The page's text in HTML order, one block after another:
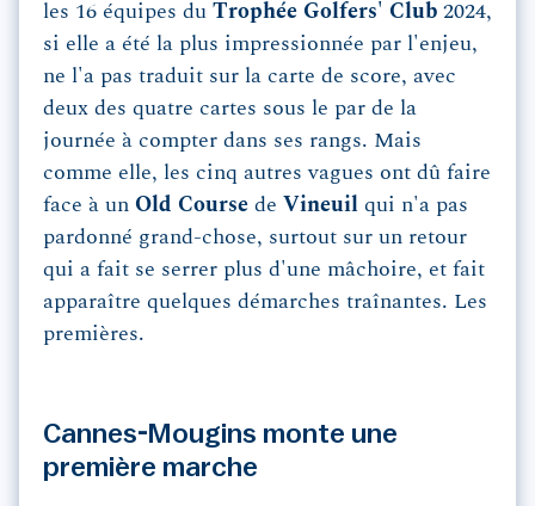
les 16 équipes du Trophée Golfers' Club 2024,
si elle a été la plus impressionnée par l'enjeu,
ne l'a pas traduit sur la carte de score, avec
deux des quatre cartes sous le par de la
journée à compter dans ses rangs. Mais
comme elle, les cinq autres vagues ont dû faire
face à un Old Course de Vineuil qui n'a pas
pardonné grand-chose, surtout sur un retour
qui a fait se serrer plus d'une mâchoire, et fait
apparaître quelques démarches traînantes. Les
premières.
Cannes-Mougins monte une
première marche